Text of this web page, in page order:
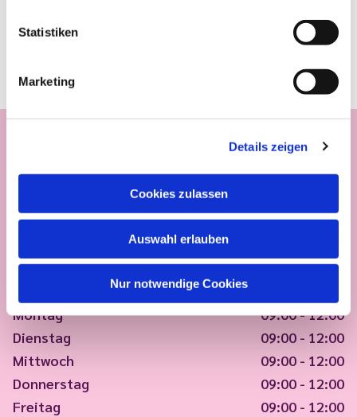
Statistiken
Marketing
Details zeigen
Cookies zulassen
Auswahl erlauben
Nur notwendige Cookies
Montag
09:00 - 12:00
Dienstag
09:00 - 12:00
Mittwoch
09:00 - 12:00
Donnerstag
09:00 - 12:00
Freitag
09:00 - 12:00